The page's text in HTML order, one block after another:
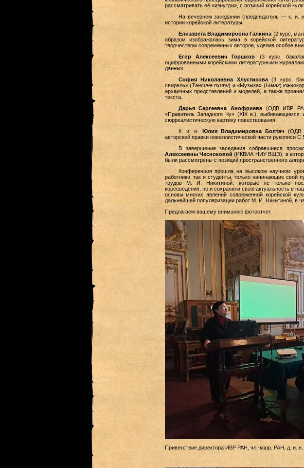
рассматривать её «изнутри», с позиций корейской
На вечернем заседании (председатель — к. и.
истории корейской литературы.
Елизавета Владимировна Галкина (2 курс,
образом изображалась зима в корейской
творчеством современных авторов, уделив особое
Егор Алексеевич Горшков (3 курс,
оцифрованными корейскими литературными
данных.
София Николаевна Хлустикова(3 курс,
свирель» (Tансине пхири) и «Музыка» (Ымак)
архаичных представлений и моделей, а также
текста.
Дарья Сергеевна Анофриева (ОДВ ИВР
«Правитель Западного Чу» (XIXв.), выбивающимся
сюрреалистическую картину повествования.
К. и. н. Юлия Владимировна Болтач (ОДВ
авторской правки новеллистической части рукописи
В завершение заседания собравшиеся
Алексеевны Чесноковой (ИКВИА НИУ ВШЭ), в
были рассмотрены с позиций пространственного
Конференция прошла на высоком научном
работники, так и студенты, только начинающие свой
трудов М. И. Никитиной, которые не только
корееведения, но и сохранили свою актуальность в
основы многих явлений современной корейской
дальнейшей популяризации работ М. И. Никитиной, в
Предлагаем вашему вниманию фотоотчет.
Приветствие директора ИВР РАН, чл.-корр. РАН, д. и.